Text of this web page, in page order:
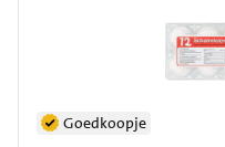
Goedkoopje